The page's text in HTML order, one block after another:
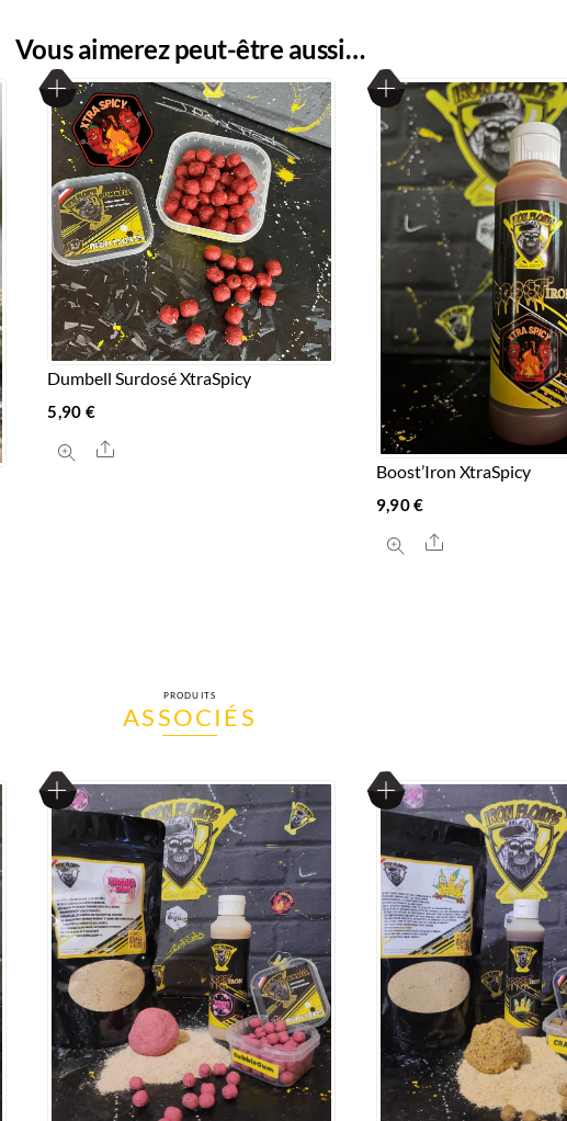
Vous aimerez peut-être aussi…
Dumbell Surdosé XtraSpicy
5,90 €
Share
Boost’Iron XtraSpicy
9,90€
Share
PRODUITS
ASSOCIÉS